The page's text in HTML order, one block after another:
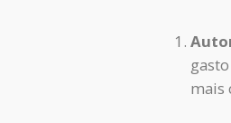
mais